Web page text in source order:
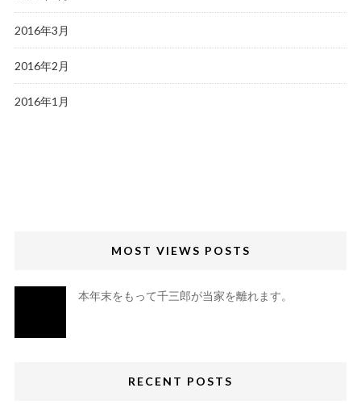
2016年3月
2016年2月
2016年1月
MOST VIEWS POSTS
本年末をもって千三郎が当家を離れます。
RECENT POSTS